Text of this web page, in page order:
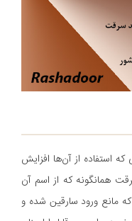
استفاده از آن‌ها افزایش
همانگونه که از اسم آن
ورود سارقین شده و